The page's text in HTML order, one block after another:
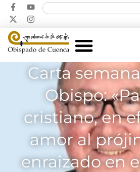
Carta
Obispo:
cristiano, en
amor al
enraizado en